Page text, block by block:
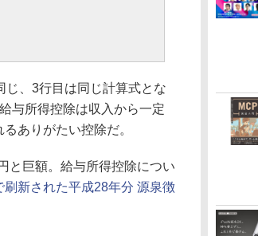
、3行目は同じ計算式とな
与所得控除は収入から一定
ありがたい控除だ。
と巨額。給与所得控除につい
刷新された平成28年分 源泉徴